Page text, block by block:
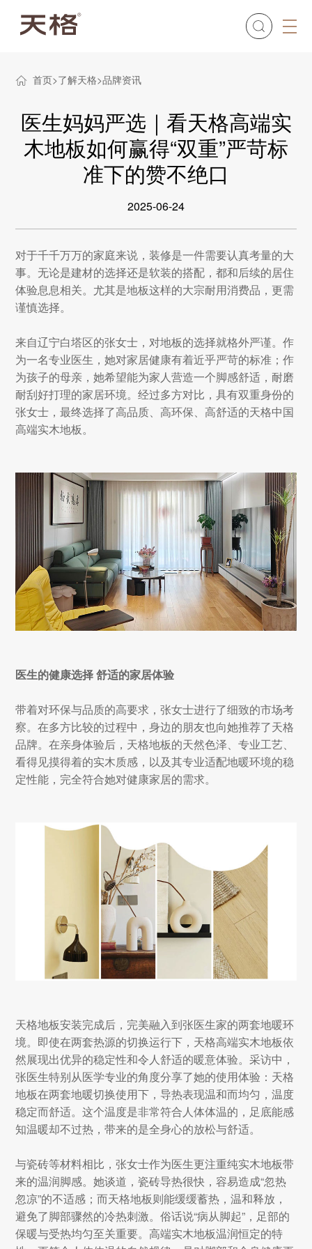
首页 了解天格 品牌资讯
医生妈妈严选｜看天格高端实
木地板如何赢得“双重”严苛标
准下的赞不绝口
2025-06-24
对于千千万万的家庭来说，装修是一件需要认真考量的大
事。无论是建材的选择还是软装的搭配，都和后续的居住
体验息息相关。尤其是地板这样的大宗耐用消费品，更需
谨慎选择。
来自辽宁白塔区的张女士，对地板的选择就格外严谨。作
为一名专业医生，她对家居健康有着近乎严苛的标准；作
为孩子的母亲，她希望能为家人营造一个脚感舒适，耐磨
耐刮好打理的家居环境。经过多方对比，具有双重身份的
张女士，最终选择了高品质、高环保、高舒适的天格中国
高端实木地板。
医生的健康选择 舒适的家居体验
带着对环保与品质的高要求，张女士进行了细致的市场考
察。在多方比较的过程中，身边的朋友也向她推荐了天格
品牌。在亲身体验后，天格地板的天然色泽、专业工艺、
看得见摸得着的实木质感，以及其专业适配地暖环境的稳
定性能，完全符合她对健康家居的需求。
天格地板安装完成后，完美融入到张医生家的两套地暖环
境。即使在两套热源的切换运行下，天格高端实木地板依
然展现出优异的稳定性和令人舒适的暖意体验。采访中，
张医生特别从医学专业的角度分享了她的使用体验：天格
地板在两套地暖切换使用下，导热表现温和而均匀，温度
稳定而舒适。这个温度是非常符合人体体温的，足底能感
知温暖却不过热，带来的是全身心的放松与舒适。
与瓷砖等材料相比，张女士作为医生更注重纯实木地板带
来的温润脚感。她谈道，瓷砖导热很快，容易造成“忽热
忽凉”的不适感；而天格地板则能缓缓蓄热，温和释放，
避免了脚部骤然的冷热刺激。俗话说“病从脚起”，足部的
保暖与受热均匀至关重要。高端实木地板温润恒定的特